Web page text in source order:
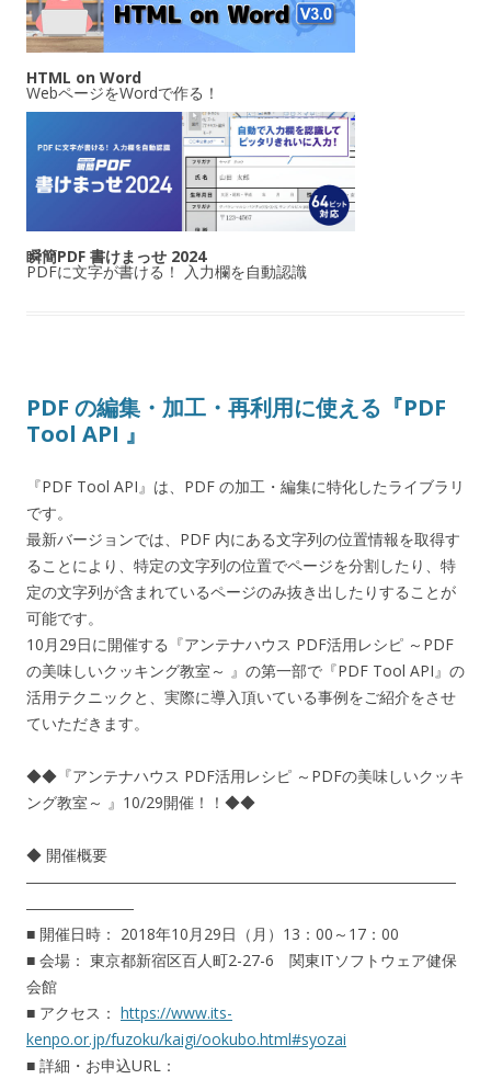
HTML on Word
WebページをWordで作る！
瞬簡PDF 書けまっせ 2024
PDFに文字が書ける！ 入力欄を自動認識
PDF の編集・加工・再利用に使える『PDF
Tool API 』
『PDF Tool API』は、PDF の加工・編集に特化したライブラリ
です。
最新バージョンでは、PDF 内にある文字列の位置情報を取得す
ることにより、特定の文字列の位置でページを分割したり、特
定の文字列が含まれているページのみ抜き出したりすることが
可能です。
10月29日に開催する『アンテナハウス PDF活用レシピ ～PDF
の美味しいクッキング教室～ 』の第一部で『PDF Tool API』の
活用テクニックと、実際に導入頂いている事例をご紹介をさせ
ていただきます。
◆◆『アンテナハウス PDF活用レシピ ～PDFの美味しいクッキ
ング教室～ 』10/29開催！！◆◆
◆ 開催概要
――――――――――――――――――――――――――――
―――――――
■ 開催日時： 2018年10月29日（月）13：00～17：00
■ 会場： 東京都新宿区百人町2-27-6 関東ITソフトウェア健保
会館
■ アクセス： https://www.its-
kenpo.or.jp/fuzoku/kaigi/ookubo.html#syozai
■ 詳細・お申込URL：